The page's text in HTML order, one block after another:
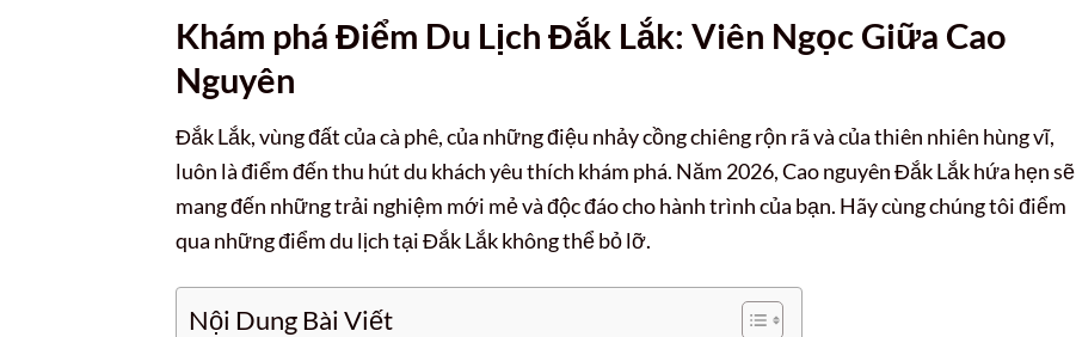
Khám phá Điểm Du Lịch Đắk Lắk: Viên Ngọc Giữa Cao
Nguyên
Đắk Lắk, vùng đất của cà phê, của những điệu nhảy cồng chiêng rộn rã và của thiên nhiên hùng vĩ,
luôn là điểm đến thu hút du khách yêu thích khám phá. Năm 2026, Cao nguyên Đắk Lắk hứa hẹn sẽ
mang đến những trải nghiệm mới mẻ và độc đáo cho hành trình của bạn. Hãy cùng chúng tôi điểm
qua những điểm du lịch tại Đắk Lắk không thể bỏ lỡ.
Nội Dung Bài Viết